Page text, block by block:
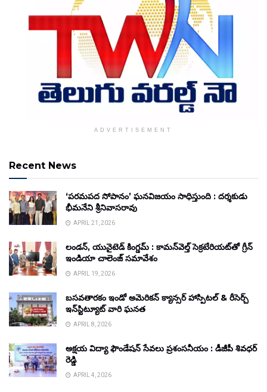
ADVERTISEMENT
Recent News
‘పరమపద సోపానం’ ఘనవిజయం సాధిస్తుంది : దర్శకుడు
భీమనేని శ్రీనివాసరావు
APRIL 21, 2026
లండన్, యునైటెడ్ కింగ్డమ్ : కామన్‌వెల్త్ సెక్రటేరియట్‌తో గ్రీన్
ఇండియా చాలెంజ్ సమావేశం
APRIL 19, 2026
బసవతారకం ఇండో అమెరికన్ క్యాన్సర్ హాస్పిటల్ & రీసెర్చ్
ఇన్‌స్టిట్యూట్ వారి ఘనత
APRIL 8, 2026
అక్షయ విద్యా ఫౌండేషన్ సేవలు ప్రశంసనీయం : డీజీపీ శివధర్
రెడ్డి
APRIL 4, 2026